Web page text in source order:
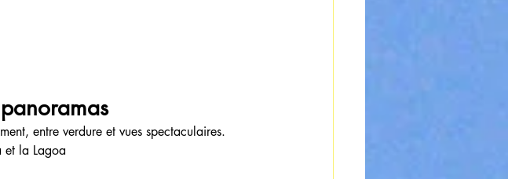
entre verdure et vues spectaculaires.
et la Lagoa